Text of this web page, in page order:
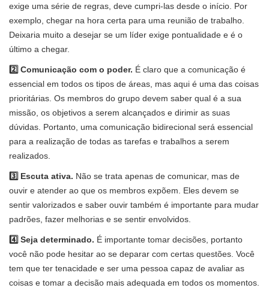
exige uma série de regras, deve cumpri-las desde o início. Por
exemplo, chegar na hora certa para uma reunião de trabalho.
Deixaria muito a desejar se um líder exige pontualidade e é o
último a chegar.
2️⃣ Comunicação com o poder. É claro que a comunicação é
essencial em todos os tipos de áreas, mas aqui é uma das coisas
prioritárias. Os membros do grupo devem saber qual é a sua
missão, os objetivos a serem alcançados e dirimir as suas
dúvidas. Portanto, uma comunicação bidirecional será essencial
para a realização de todas as tarefas e trabalhos a serem
realizados.
3️⃣ Escuta ativa. Não se trata apenas de comunicar, mas de
ouvir e atender ao que os membros expõem. Eles devem se
sentir valorizados e saber ouvir também é importante para mudar
padrões, fazer melhorias e se sentir envolvidos.
4️⃣ Seja determinado. É importante tomar decisões, portanto
você não pode hesitar ao se deparar com certas questões. Você
tem que ter tenacidade e ser uma pessoa capaz de avaliar as
coisas e tomar a decisão mais adequada em todos os momentos.